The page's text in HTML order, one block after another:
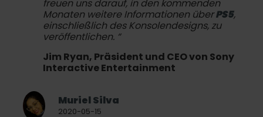
freuen uns darauf, in den kommenden
Monaten weitere Informationen überPS5,
einschließlich des Konsolendesigns, zu
veröffentlichen. “
Jim Ryan, Präsident und CEO von Sony
Interactive Entertainment
Muriel Silva
2020-05-15